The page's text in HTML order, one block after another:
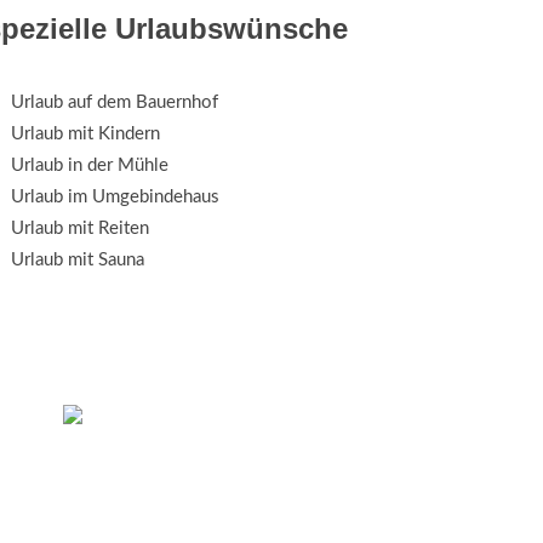
Urlaubswünsche
Urlaub auf dem Bauernhof
Urlaub mit Kindern
Urlaub in der Mühle
Urlaub im Umgebindehaus
Urlaub mit Reiten
Urlaub mit Sauna